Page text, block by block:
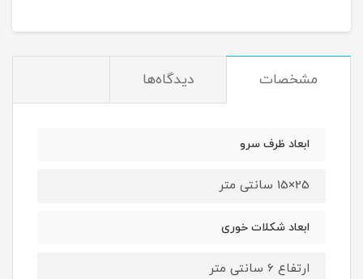
مشخصات دیدگاه‌ها
ابعاد ظرف سرو
25×15 سانتی متر
ابعاد شکلات خوری
ارتفاع 6 سانتی متر